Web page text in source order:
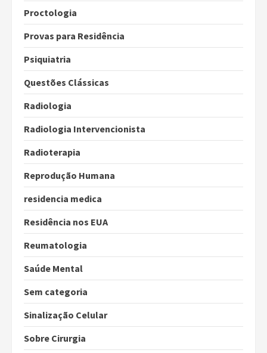
Proctologia
Provas para Residência
Psiquiatria
Questões Clássicas
Radiologia
Radiologia Intervencionista
Radioterapia
Reprodução Humana
residencia medica
Residência nos EUA
Reumatologia
Saúde Mental
Sem categoria
Sinalização Celular
Sobre Cirurgia